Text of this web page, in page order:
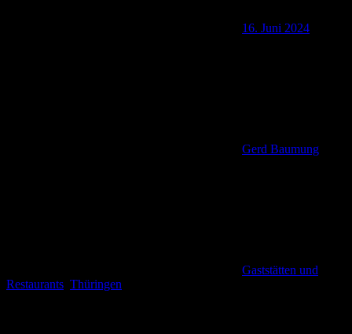
16. Juni 2024
Gerd Baumung
Gaststätten und
Restaurants Thüringen